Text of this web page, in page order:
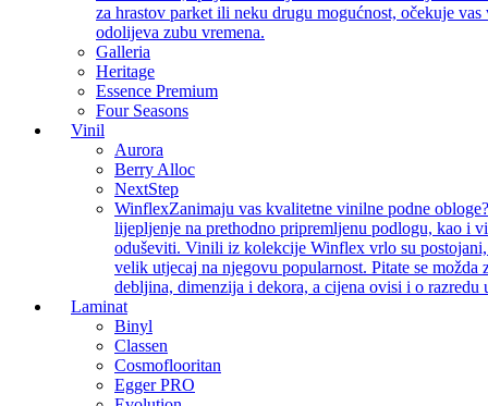
za hrastov parket ili neku drugu mogućnost, očekuje
odolijeva zubu vremena.
Galleria
Heritage
Essence Premium
Four Seasons
Vinil
Aurora
Berry Alloc
NextStep
WinflexZanimaju vas kvalitetne vinilne podne
lijepljenje na prethodno pripremljenu podlogu, kao i
oduševiti. Vinili iz kolekcije Winflex vrlo su postojani,
velik utjecaj na njegovu popularnost. Pitate se
debljina, dimenzija i dekora, a cijena ovisi i o razredu
Laminat
Binyl
Classen
Cosmoflooritan
Egger PRO